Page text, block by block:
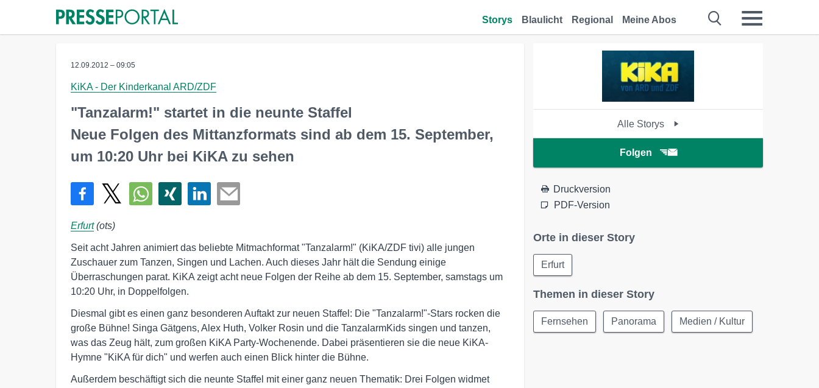
Storys Blaulicht Regional Meine Abos
12.09.2012 – 09:05
KiKA - Der Kinderkanal ARD/ZDF
"Tanzalarm!" startet in die neunte Staffel
Neue Folgen des Mittanzformats sind ab dem 15. September,
um 10:20 Uhr bei KiKA zu sehen
Erfurt(ots)
Seit acht Jahren animiert das beliebte Mitmachformat "Tanzalarm!" (KiKA/ZDF tivi) alle jungen
Zuschauer zum Tanzen, Singen und Lachen. Auch dieses Jahr hält die Sendung einige
Überraschungen parat. KiKA zeigt acht neue Folgen der Reihe ab dem 15. September, samstags um
10:20 Uhr, in Doppelfolgen.
Diesmal gibt es einen ganz besonderen Auftakt zur neuen Staffel: Die "Tanzalarm!"-Stars rocken die
große Bühne! Singa Gätgens, Alex Huth, Volker Rosin und die TanzalarmKids singen und tanzen,
was das Zeug hält, zum großen KiKA Party-Wochenende. Dabei präsentieren sie die neue KiKA-
Hymne "KiKA für dich" und werfen auch einen Blick hinter die Bühne.
Außerdem beschäftigt sich die neunte Staffel mit einer ganz neuen Thematik: Drei Folgen widmet
Alle Storys
Folgen
Druckversion
PDF-Version
Orte in dieser Story
Erfurt
Themen in dieser Story
Fernsehen Panorama Medien / Kultur